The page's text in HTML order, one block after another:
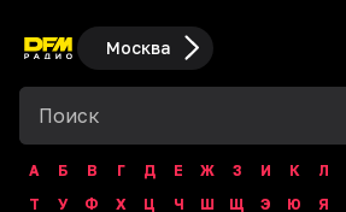
Москва
А Б В Г Д Е Ж З И К Л
Т
У Ф Х Ц Ч Ш Щ Э Ю
Я